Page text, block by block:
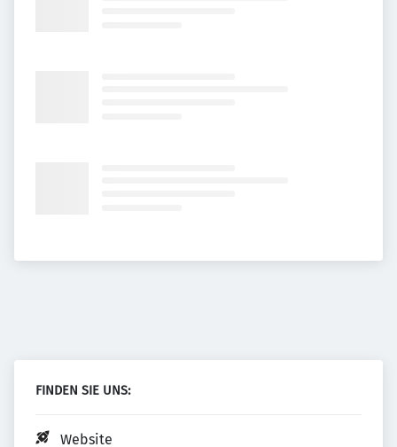
FINDEN SIE UNS:
Website